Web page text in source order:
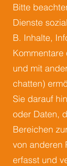
Bitte
Dienste
B. Inhalte,
und mit
chatten)
Sie darauf
oder Daten,
Bereichen
von anderen
erfasst und